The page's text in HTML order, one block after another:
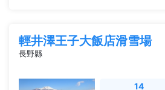
輕井澤王子大飯店滑雪場
長野縣
14